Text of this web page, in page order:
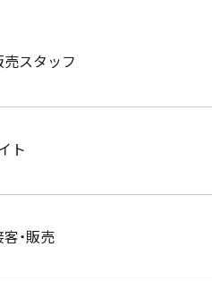
売スタッフ
ト
客・販売